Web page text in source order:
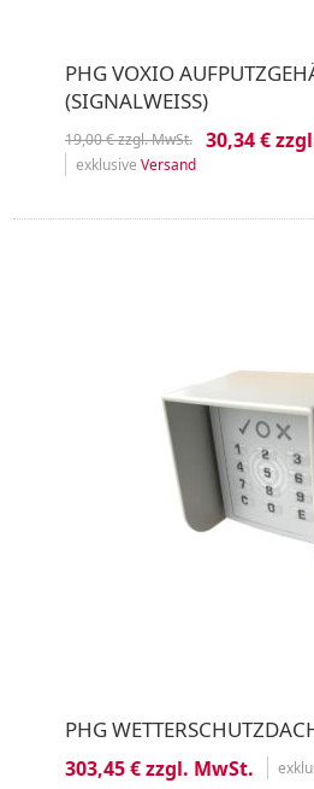
PHG VOXIO
(SIGNALWEISS)
19,00 € zzgl. MwSt. 30,34 €
exklusive Versand
PHG
303,45 € zzgl. MwSt.